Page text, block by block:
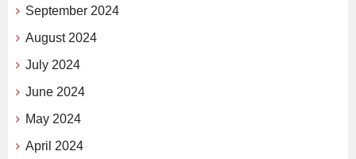
September 2024
August 2024
July 2024
June 2024
May 2024
April 2024